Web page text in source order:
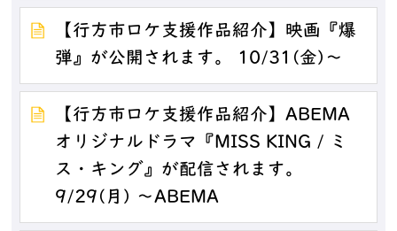
【行方市ロケ支援作品紹介】映画『爆
弾』が公開されます。 10/31(金)～
【行方市ロケ支援作品紹介】ABEMA
オリジナルドラマ『MISS KING / ミ
ス・キング』が配信されます。
9/29(月) ～ABEMA